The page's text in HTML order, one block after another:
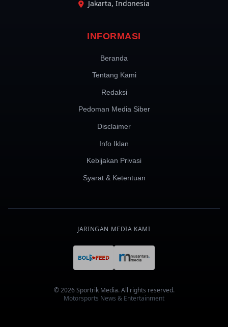
Jakarta, Indonesia
INFORMASI
Beranda
Tentang Kami
Redaksi
Pedoman Media Siber
Disclaimer
Info Iklan
Kebijakan Privasi
Syarat & Ketentuan
JARINGAN MEDIA KAMI
© 2026 Sportrik Media. All rights reserved.
Motorsports News & Entertainment